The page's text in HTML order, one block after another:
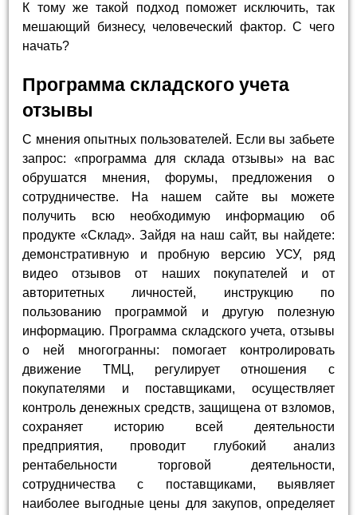
К тому же такой подход поможет исключить, так
мешающий бизнесу, человеческий фактор. С чего
начать?
Программа складского учета
отзывы
С мнения опытных пользователей. Если вы забьете
запрос: «программа для склада отзывы» на вас
обрушатся мнения, форумы, предложения о
сотрудничестве. На нашем сайте вы можете
получить всю необходимую информацию об
продукте «Склад». Зайдя на наш сайт, вы найдете:
демонстративную и пробную версию УСУ, ряд
видео отзывов от наших покупателей и от
авторитетных личностей, инструкцию по
пользованию программой и другую полезную
информацию. Программа складского учета, отзывы
о ней многогранны: помогает контролировать
движение ТМЦ, регулирует отношения с
покупателями и поставщиками, осуществляет
контроль денежных средств, защищена от взломов,
сохраняет историю всей деятельности
предприятия, проводит глубокий анализ
рентабельности торговой деятельности,
сотрудничества с поставщиками, выявляет
наиболее выгодные цены для закупов, определяет